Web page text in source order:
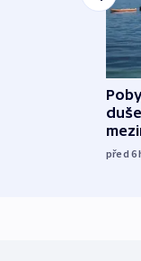
před 6